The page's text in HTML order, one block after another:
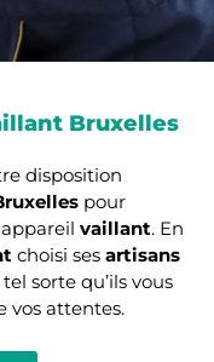
Bruxelles
disposition
pour
vaillant. En
choisi ses artisans
sorte qu’ils vous
vos attentes.